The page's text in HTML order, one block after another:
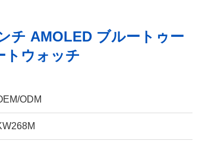
チ AMOLED ブルートゥー
トウォッチ
ODM